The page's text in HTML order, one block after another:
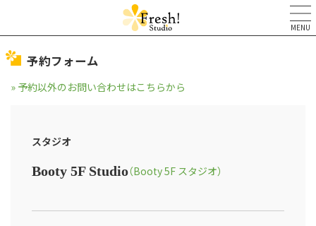
MENU
予約フォーム
» 予約以外のお問い合わせはこちらから
スタジオ
Booty 5F Studio（Booty 5F スタジオ）